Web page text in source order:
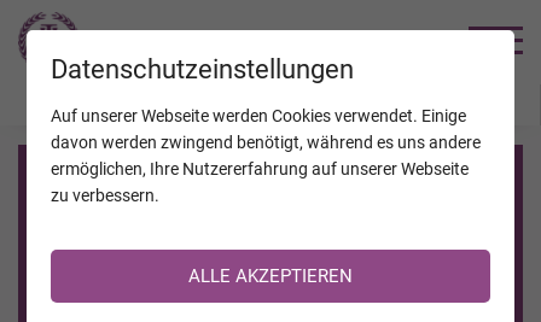
Registrierung auf TrauerHilfe.it
Sie sind noch nicht auf TrauerHilfe.it registriert?
>> zur kostenlosen Registrierung <<
Datenschutzeinstellungen
Auf unserer Webseite werden Cookies verwendet. Einige
davon werden zwingend benötigt, während es uns andere
ermöglichen, Ihre Nutzererfahrung auf unserer Webseite
zu verbessern.
ALLE AKZEPTIEREN
JAHRESTAGE KALENDER VERSTORBENE